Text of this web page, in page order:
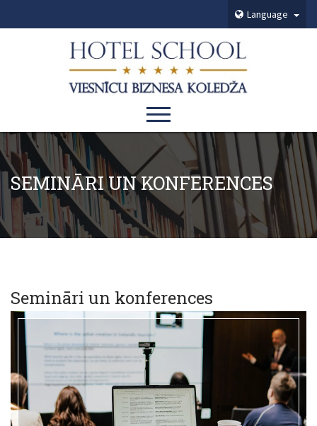
Language
SEMINĀRI UN KONFERENCES
Semināri un konferences